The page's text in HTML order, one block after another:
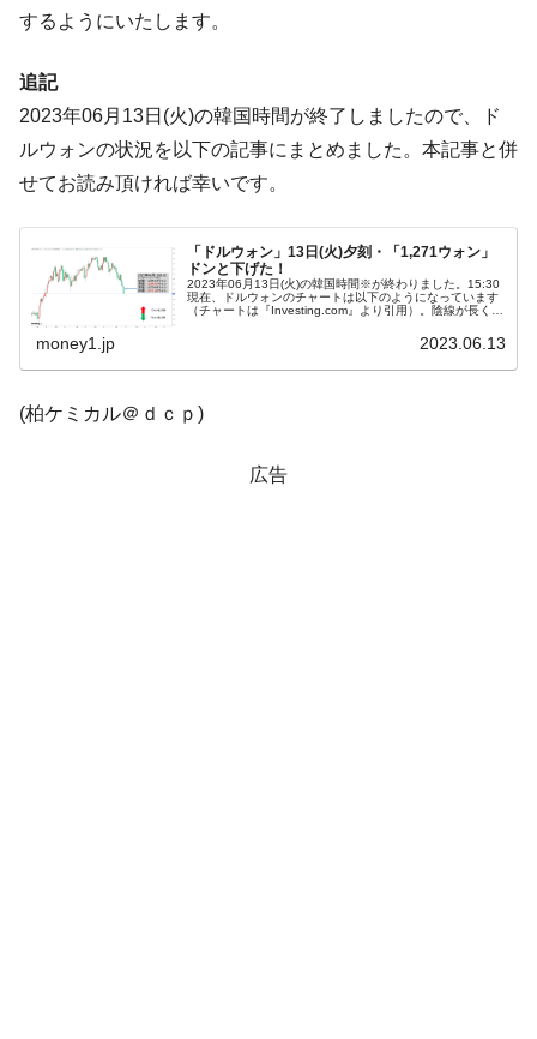
『Money1』
韓国政府『BYD』車への補助金を全廃 ⇒ 実
1.9倍！
『Money1』
在韓米国大使スティールが着韓！⇒ さっそ
く空港に詰めかけ「出て行け！」「極右勢力」のプラカー
ータセンター整備」⇒ だから無理だってば。
『Money1』
JPモルガン「韓国レバレッジETFの清算は
ほぼ終わった」
『Money1』
韓国『国民年金公団』株価暴落で200兆蒸
発。
『Money1』
韓国政府「ニセＫ-ブランドを通報しようキ
韓国「橋が落ちました」⇒ 耐久性「なさす
するようにいたします。
追記
2023年06月13日(火)の韓国時間が終了しましたので、ド
ルウォンの状況を以下の記事にまとめました。本記事と併
せてお読み頂ければ幸いです。
「ドルウォン」13日(火)夕刻・「1,271ウォン」
ドンと下げた！
2023年06月13日(火)の韓国時間※が終わりました。15:30
現在、ドルウォンのチャートは以下のようになっています
（チャートは『Investing.com』より引用）。陰線が長くな
money1.jp 2023.06.13
(柏ケミカル＠ｄｃｐ)
広告